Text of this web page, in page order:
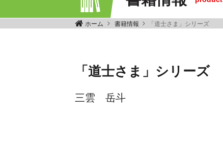
ホーム 書籍情報 「道士さま」シリーズ
「道士さま」シリーズ
三雲 岳斗